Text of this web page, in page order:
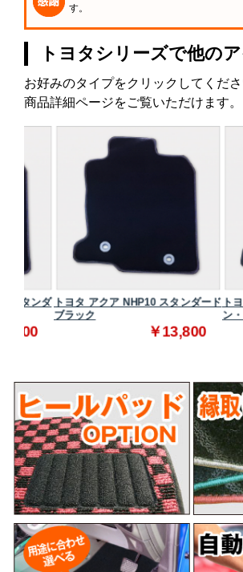
す。
トヨタシリーズで他の
お好みのタイプをクリックしてくださ
商品詳細ページをご覧いただけます。
トヨタ アクア NHP10 スタンダード
ブラック
￥13,800
トヨタ ア
ン・ブラ